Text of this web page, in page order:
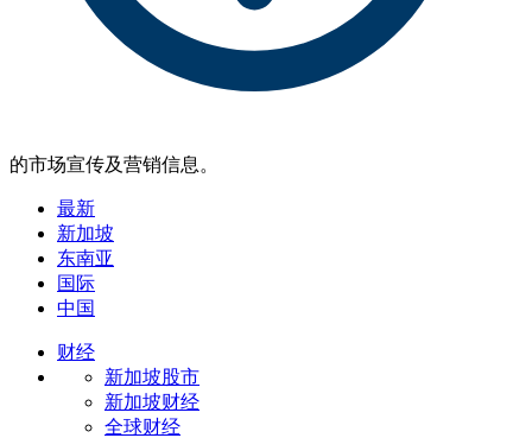
的市场宣传及营销信息。
最新
新加坡
东南亚
国际
中国
财经
新加坡股市
新加坡财经
全球财经